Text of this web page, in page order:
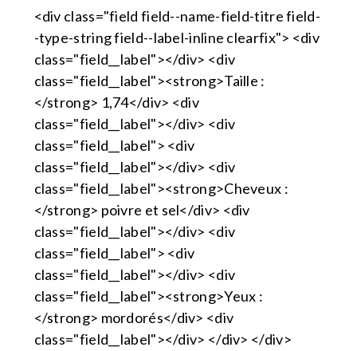
<div class="field field--name-field-titre field-
-type-string field--label-inline clearfix"> <div
class="field__label"></div> <div
class="field__label"><strong>Taille :
</strong> 1,74</div> <div
class="field__label"></div> <div
class="field__label"> <div
class="field__label"></div> <div
class="field__label"><strong>Cheveux :
</strong> poivre et sel</div> <div
class="field__label"></div> <div
class="field__label"> <div
class="field__label"></div> <div
class="field__label"><strong>Yeux :
</strong> mordorés</div> <div
class="field__label"></div> </div> </div>